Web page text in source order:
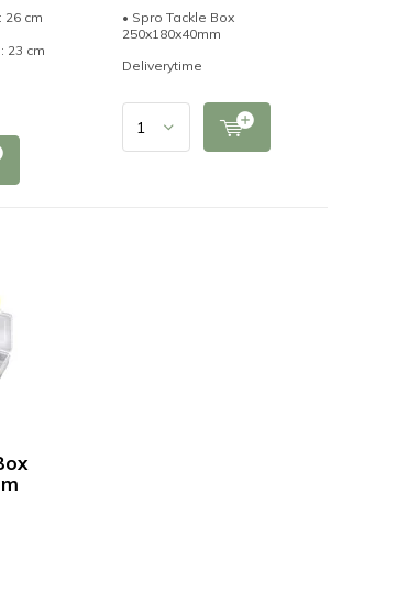
cm
23 cm
• Spro Tackle Box
250x180x40mm
Deliverytime